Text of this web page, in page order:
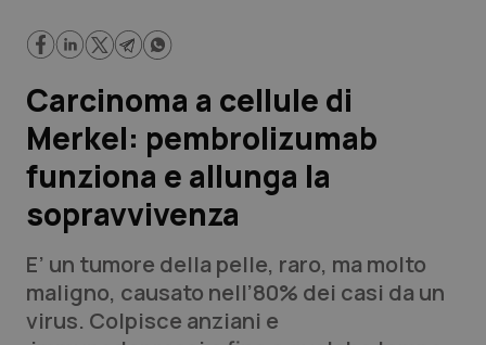
Regioni e Asl
Lavoro e Professioni
Scienza e Farmaci
Studi e Analisi
Lettere al direttore
Edizioni Regionali
Carcinoma a cellule di
Merkel: pembrolizumab
funziona e allunga la
sopravvivenza
E’ un tumore della pelle, raro, ma molto
maligno, causato nell’80% dei casi da un
virus. Colpisce anziani e